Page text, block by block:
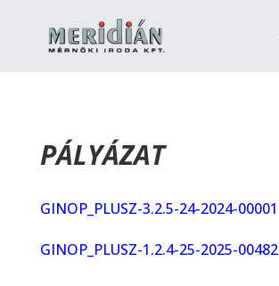
PÁLYÁZAT
GINOP_PLUSZ-3.2.5-24-2024-00001
GINOP_PLUSZ-1.2.4-25-2025-00482